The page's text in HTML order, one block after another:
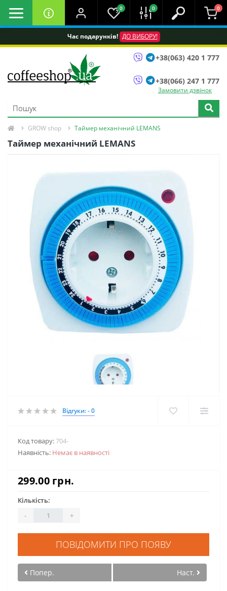
Час подарунків! ДО ВИБОРУ!
0 0 0
+38(063) 420 1 777
+38(066) 247 1 777
Замовити дзвінок
GROW shop Таймер механічний LEMANS
Таймер механічний LEMANS
Відгуки: - 0
Код товару:704-
Наявність: Немає в наявності
299.00 грн.
Кількість:
-
+
ПОВІДОМИТИ ПРО ПОЯВУ
Попер. Наст.